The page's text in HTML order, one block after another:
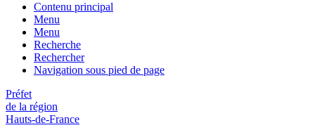
Contenu principal
Menu
Menu
Recherche
Rechercher
Navigation sous pied de page
Préfet
de la région
Hauts-de-France